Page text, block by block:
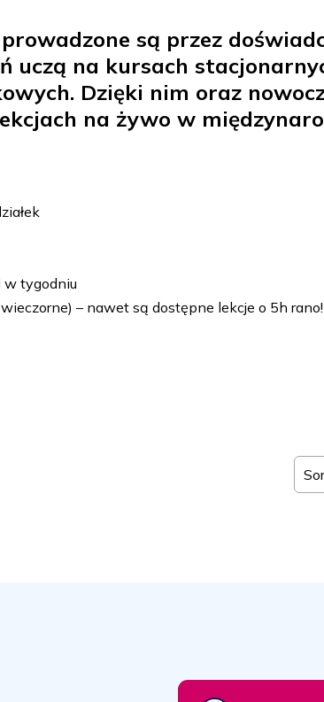
są przez
uczą na kursach
Dzięki nim oraz
na żywo w
w tygodniu
– nawet są dostępne lekcje o 5h rano!